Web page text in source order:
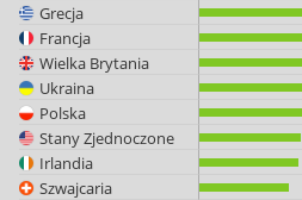
Grecja
Francja
Wielka Brytania
Ukraina
Polska
Stany Zjednoczone
Irlandia
Szwajcaria